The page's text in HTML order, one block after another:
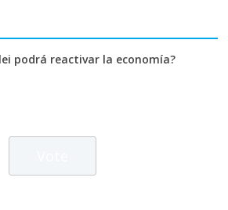
podrá reactivar la economía?